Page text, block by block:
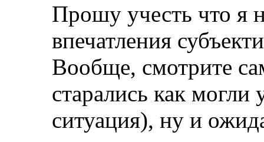
Прошу учесть что я
впечатления
Вообще, смотрите
старались как могли
ситуация), ну и